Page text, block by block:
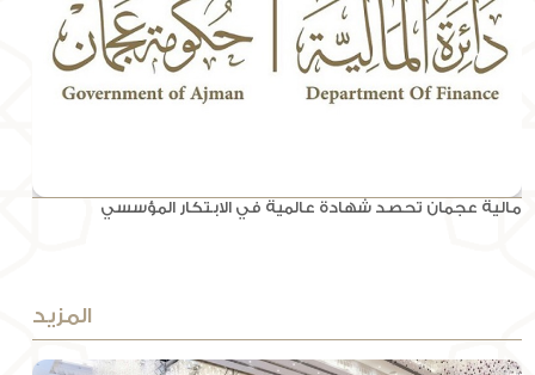
مالية عجمان تحصد شهادة عالمية في الابتكار المؤسسي
المزيد